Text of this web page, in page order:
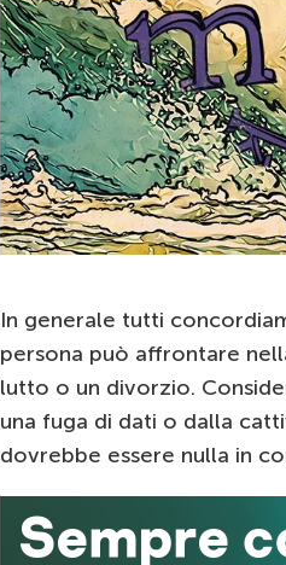
In generale tutti
persona può affrontare
lutto o un divorzio.
una fuga di dati o dalla
dovrebbe essere nulla in